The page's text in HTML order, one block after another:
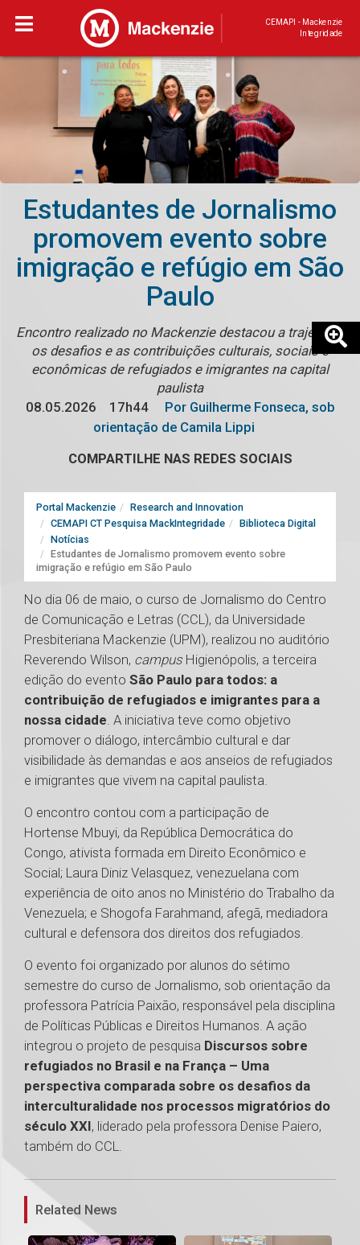
CEMAPI - Mackenzie
Integridade
Estudantes de Jornalismo
promovem evento sobre
imigração e refúgio em São
Paulo
Encontro realizado no Mackenzie destacou a trajetória,
os desafios e as contribuições culturais, sociais e
econômicas de refugiados e imigrantes na capital
paulista
08.05.2026
17h44
Por Guilherme Fonseca, sob
orientação de Camila Lippi
COMPARTILHE NAS REDES SOCIAIS
Portal Mackenzie
Research and Innovation
CEMAPI CT Pesquisa MackIntegridade
Biblioteca Digital
Notícias
Estudantes de Jornalismo promovem evento sobre
imigração e refúgio em São Paulo
No dia 06 de maio, o curso de Jornalismo do Centro
de Comunicação e Letras (CCL), da Universidade
Presbiteriana Mackenzie (UPM), realizou no auditório
Reverendo Wilson, campus Higienópolis, a terceira
edição do evento São Paulo para todos: a
contribuição de refugiados e imigrantes para a
nossa cidade. A iniciativa teve como objetivo
promover o diálogo, intercâmbio cultural e dar
visibilidade às demandas e aos anseios de refugiados
e imigrantes que vivem na capital paulista.
O encontro contou com a participação de
Hortense Mbuyi, da República Democrática do
Congo, ativista formada em Direito Econômico e
Social; Laura Diniz Velasquez, venezuelana com
experiência de oito anos no Ministério do Trabalho da
Venezuela; e Shogofa Farahmand, afegã, mediadora
cultural e defensora dos direitos dos refugiados.
O evento foi organizado por alunos do sétimo
semestre do curso de Jornalismo, sob orientação da
professora Patrícia Paixão, responsável pela disciplina
de Políticas Públicas e Direitos Humanos. A ação
integrou o projeto de pesquisa Discursos sobre
refugiados no Brasil e na França – Uma
perspectiva comparada sobre os desafios da
interculturalidade nos processos migratórios do
século XXI, liderado pela professora Denise Paiero,
também do CCL.
Related News